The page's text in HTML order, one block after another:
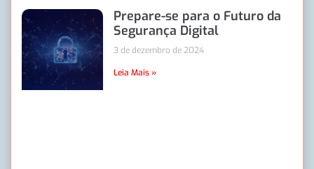
Prepare-se para o Futuro da
Segurança Digital
3 de dezembro de 2024
Leia Mais »